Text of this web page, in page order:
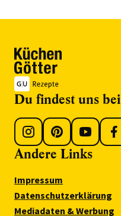
Du findest uns bei
Andere Links
Impressum
Datenschutzerklärung
Mediadaten & Werbung